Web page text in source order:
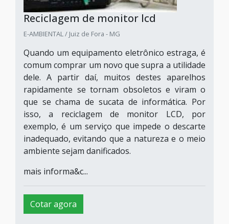
Reciclagem de monitor lcd
E-AMBIENTAL / Juiz de Fora - MG
Quando um equipamento eletrônico estraga, é
comum comprar um novo que supra a utilidade
dele. A partir daí, muitos destes aparelhos
rapidamente se tornam obsoletos e viram o
que se chama de sucata de informática. Por
isso, a reciclagem de monitor LCD, por
exemplo, é um serviço que impede o descarte
inadequado, evitando que a natureza e o meio
ambiente sejam danificados.
mais informa&c...
Cotar agora